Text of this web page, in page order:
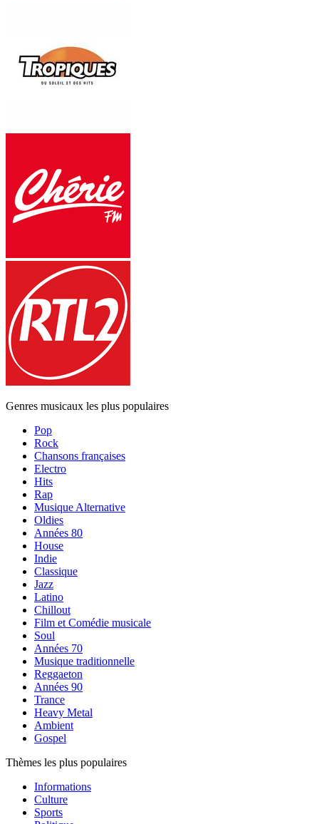
Genres musicaux les plus populaires
Pop
Rock
Chansons françaises
Electro
Hits
Rap
Musique Alternative
Oldies
Années 80
House
Indie
Classique
Jazz
Latino
Chillout
Film et Comédie musicale
Soul
Années 70
Musique traditionnelle
Reggaeton
Années 90
Trance
Heavy Metal
Ambient
Gospel
Thèmes les plus populaires
Informations
Culture
Sports